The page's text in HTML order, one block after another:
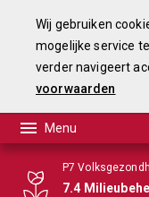
P7
7.4
Wij gebruiken
mogelijke service
verder navigeert
voorwaarden